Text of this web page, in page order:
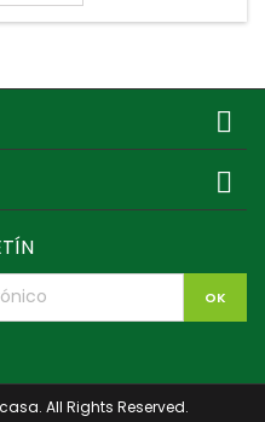


All Rights Reserved.